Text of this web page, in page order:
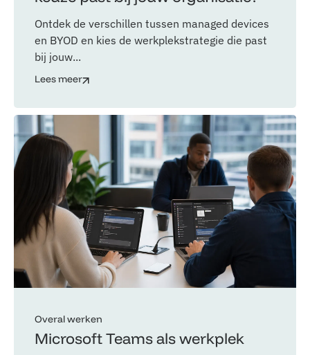
Ontdek de verschillen tussen managed devices
en BYOD en kies de werkplekstrategie die past
bij jouw...
Lees meer
Overal werken
Microsoft Teams als werkplek